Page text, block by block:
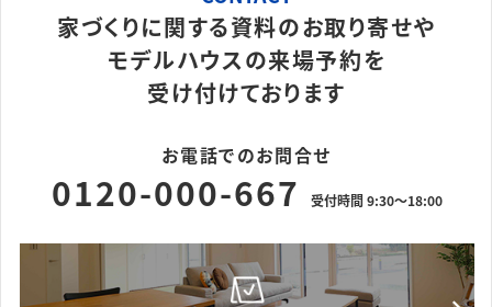
家づくりに関する資料のお取り寄せや
モデルハウスの来場予約を
受け付けております
お電話でのお問合せ
0120-000-667 受付時間 9:30～18:00